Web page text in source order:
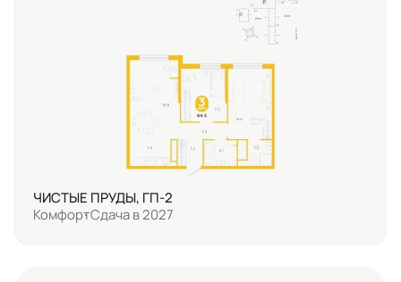
ЧИСТЫЕ ПРУДЫ, ГП-2
КомфортСдача в 2027